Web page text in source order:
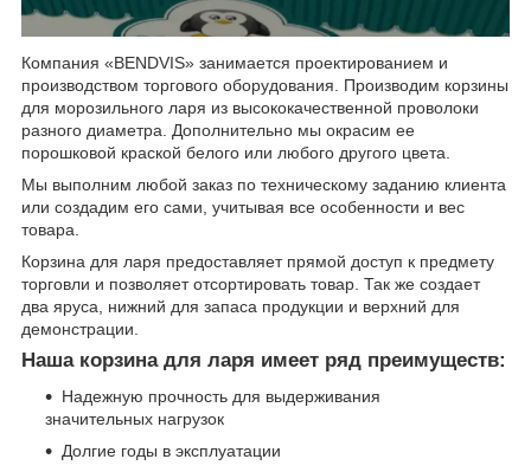
Компания «BENDVIS» занимается проектированием и
производством торгового оборудования. Производим корзины
для морозильного ларя из высококачественной проволоки
разного диаметра. Дополнительно мы окрасим ее
порошковой краской белого или любого другого цвета.
Мы выполним любой заказ по техническому заданию клиента
или создадим его сами, учитывая все особенности и вес
товара.
Корзина для ларя предоставляет прямой доступ к предмету
торговли и позволяет отсортировать товар. Так же создает
два яруса, нижний для запаса продукции и верхний для
демонстрации.
Наша корзина для ларя имеет ряд преимуществ:
Надежную прочность для выдерживания
значительных нагрузок
Долгие годы в эксплуатации